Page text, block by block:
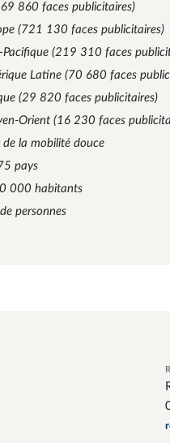
860 faces publicitaires)
(721 130 faces publicitaires)
(219 310 faces
Latine (70 680 faces
(29 820 faces publicitaires)
Orient (16 230 faces
de la mobilité douce
pays
000 habitants
personnes